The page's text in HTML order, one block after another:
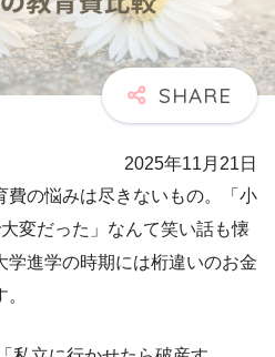
2025年11月21日
の悩みは尽きないもの。「小
変だった」なんて笑い話も懐
学進学の時期には桁違いのお金